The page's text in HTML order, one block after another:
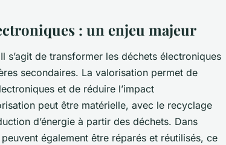
: un enjeu majeur
s’agit de transformer les déchets électroniques
secondaires. La valorisation permet de
et de réduire l’impact
peut être matérielle, avec le recyclage
d’énergie à partir des déchets. Dans
également être réparés et réutilisés, ce